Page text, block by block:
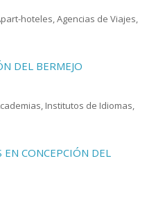
hoteles, Agencias de Viajes,
DEL BERMEJO
Institutos de Idiomas,
CONCEPCIÓN DEL